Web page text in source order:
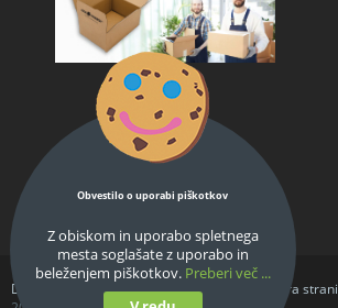
Obvestilo o uporabi piškotkov
Z obiskom in uporabo spletnega
mesta soglašate z uporabo in
beleženjem piškotkov. Preberi več ...
Domov O podjetju Splošni pogoji
Struktura strani